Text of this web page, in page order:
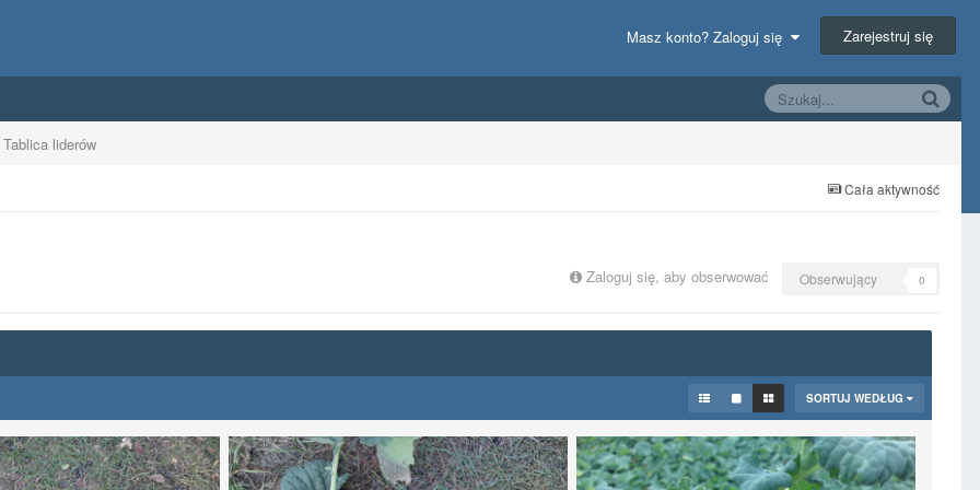
Masz konto? Zaloguj się Zarejestruj się
Tablica liderów
Cała aktywność
Zaloguj się, aby obserwować Obserwujący 0
SORTUJ WEDŁUG